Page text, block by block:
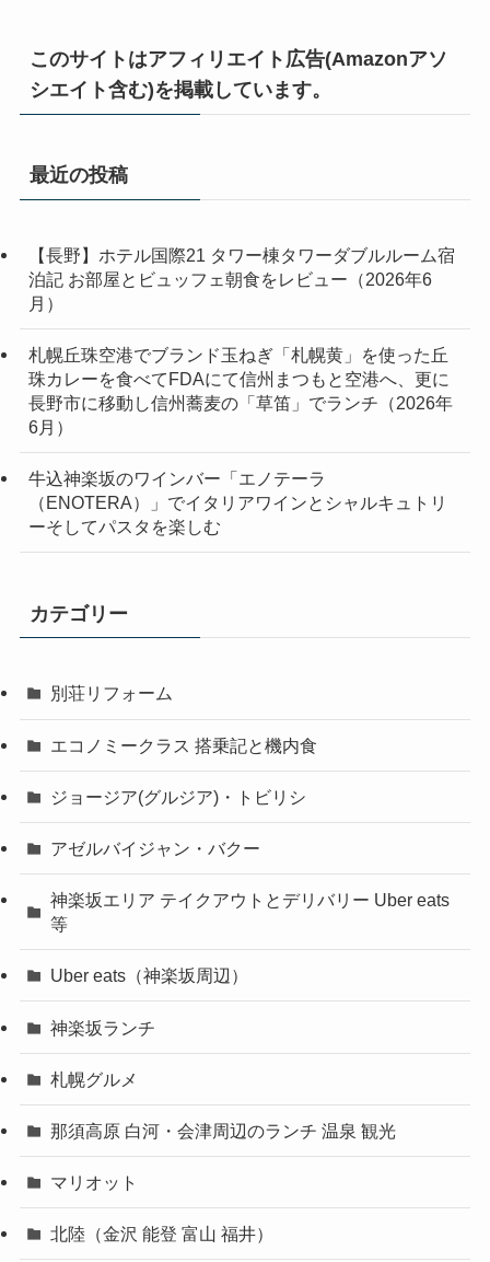
このサイトはアフィリエイト広告(Amazonアソ
シエイト含む)を掲載しています。
最近の投稿
【長野】ホテル国際21 タワー棟タワーダブルルーム宿
泊記 お部屋とビュッフェ朝食をレビュー（2026年6
月）
札幌丘珠空港でブランド玉ねぎ「札幌黄」を使った丘
珠カレーを食べてFDAにて信州まつもと空港へ、更に
長野市に移動し信州蕎麦の「草笛」でランチ（2026年
6月）
牛込神楽坂のワインバー「エノテーラ
（ENOTERA）」でイタリアワインとシャルキュトリ
ーそしてパスタを楽しむ
カテゴリー
別荘リフォーム
エコノミークラス 搭乗記と機内食
ジョージア(グルジア)・トビリシ
アゼルバイジャン・バクー
神楽坂エリア テイクアウトとデリバリー Uber eats
等
Uber eats（神楽坂周辺）
神楽坂ランチ
札幌グルメ
那須高原 白河・会津周辺のランチ 温泉 観光
マリオット
北陸（金沢 能登 富山 福井）